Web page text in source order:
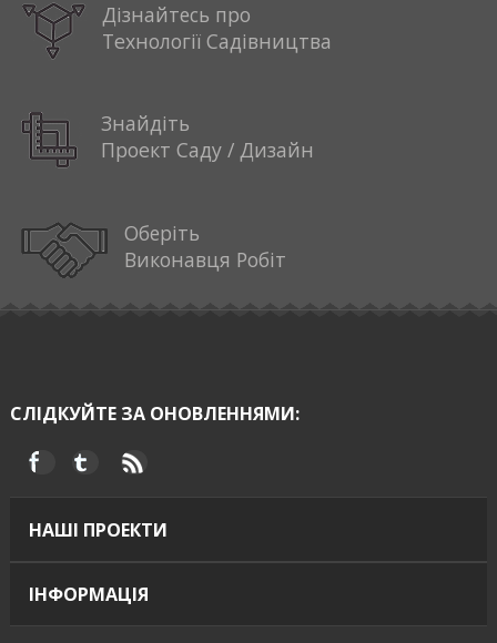
Дізнайтесь про
Технології Садівництва
Знайдіть
Проект Саду / Дизайн
Оберіть
Виконавця Робіт
СЛІДКУЙТЕ ЗА ОНОВЛЕННЯМИ:
НАШІ ПРОЕКТИ
ІНФОРМАЦІЯ